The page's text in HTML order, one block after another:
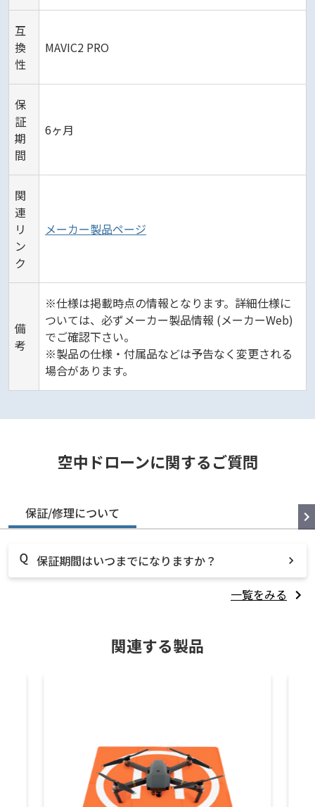
互
換
性
MAVIC2 PRO
保
証
期
間
6ヶ月
関
連
リ
ン
ク
メーカー製品ページ
備
考
※仕様は掲載時点の情報となります。詳細仕様に
ついては、必ずメーカー製品情報 (メーカーWeb)
でご確認下さい。
※製品の仕様・付属品などは予告なく変更される
場合があります。
空中ドローンに関するご質問
保証/修理について
保証期間はいつまでになりますか？
一覧をみる
関連する製品